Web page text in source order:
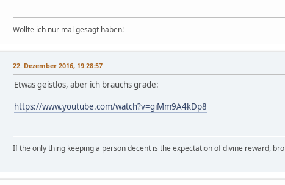
Wollte ich nur mal gesagt haben!
22. Dezember 2016, 19:28:57
Etwas geistlos, aber ich brauchs grade:
https://www.youtube.com/watch?v=giMm9A4kDp8
If the only thing keeping a person decent is the expectation of divine reward,